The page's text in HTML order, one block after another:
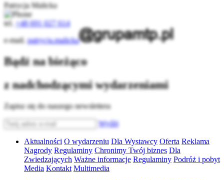
Patrycja Malicka
tel.
+48 691 027 614
e-mail.patrycja.malicka
Bądź na bieżąco
z nadchodzącymi wydarzeniami
Zapisz się do naszego newslettera
Wyślij
Aktualności O wydarzeniu Dla Wystawcy Oferta Reklama
Nagrody Regulaminy Chronimy Twój biznes Dla
Zwiedzających Ważne informacje Regulaminy Podróż i pobyt
Media Kontakt Multimedia